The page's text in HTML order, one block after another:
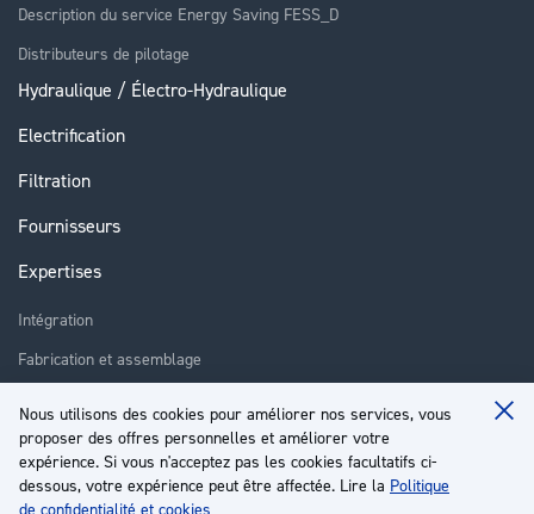
Nous utilisons des cookies pour améliorer nos services, vous
proposer des offres personnelles et améliorer votre
expérience. Si vous n'acceptez pas les cookies facultatifs ci-
dessous, votre expérience peut être affectée. Lire la Politique
de confidentialité et cookies
Description du service Energy Saving FESS_D
Distributeurs de pilotage
Hydraulique / Électro-Hydraulique
Electrification
Filtration
Fournisseurs
Expertises
Intégration
Fabrication et assemblage
Réparation
Formation